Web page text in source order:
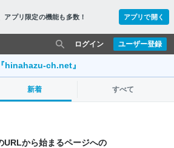
アプリ限定の機能も多数！ アプリで開く
ユーザー登録
ログイン
『hinahazu-ch.net』
新着 すべて
URLから始まるページへの